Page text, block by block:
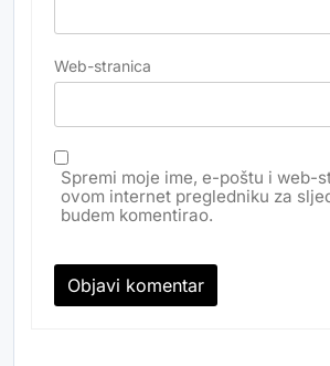
Web-stranica
Spremi moje ime, e-poštu i web-
ovom internet pregledniku za
budem komentirao.